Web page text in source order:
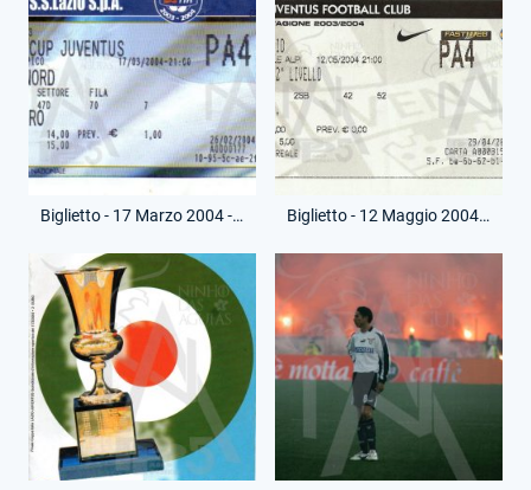
Biglietto - 17 Marzo 2004 - Finale Andata - Lazio-Juventus Biglietto - 12 Maggio 2004 - Finale Ritorno - Juventus-Lazio